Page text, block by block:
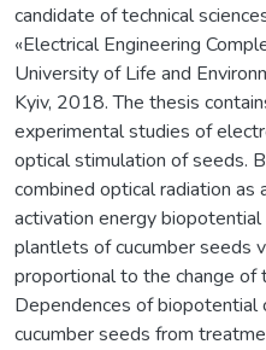
candidate of technical
«Electrical Engineering
University of Life and
Kyiv, 2018. The thesis
experimental studies of
optical stimulation of seeds.
combined optical radiation as
activation energy
plantlets of cucumber seeds
proportional to the change of
Dependences of
cucumber seeds from